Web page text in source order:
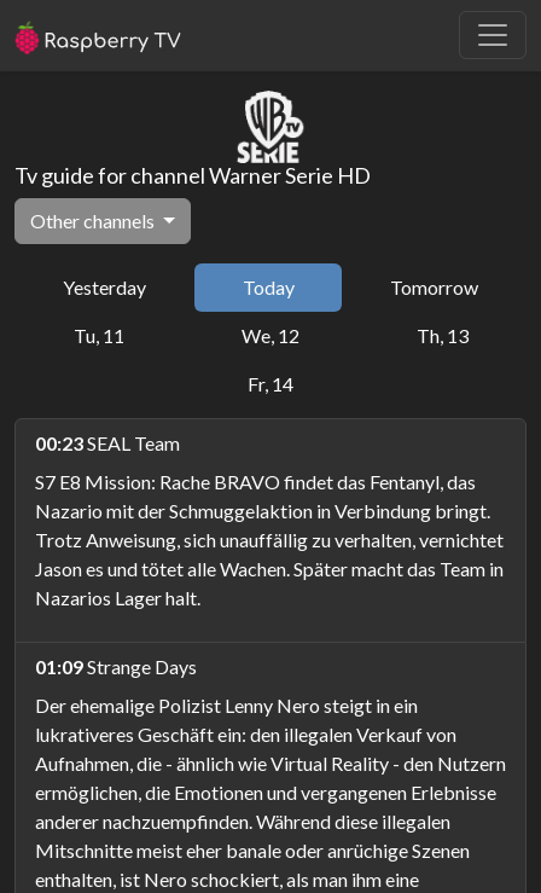
Tv guide for channel Warner Serie HD
Other channels
Yesterday Today Tomorrow
Tu, 11 We, 12 Th, 13
Fr, 14
00:23SEAL Team
S7 E8 Mission: Rache BRAVO findet das Fentanyl, das
Nazario mit der Schmuggelaktion in Verbindung bringt.
Trotz Anweisung, sich unauffällig zu verhalten, vernichtet
Jason es und tötet alle Wachen. Später macht das Team in
Nazarios Lager halt.
01:09Strange Days
Der ehemalige Polizist Lenny Nero steigt in ein
lukrativeres Geschäft ein: den illegalen Verkauf von
Aufnahmen, die - ähnlich wie Virtual Reality - den Nutzern
ermöglichen, die Emotionen und vergangenen Erlebnisse
anderer nachzuempfinden. Während diese illegalen
Mitschnitte meist eher banale oder anrüchige Szenen
enthalten, ist Nero schockiert, als man ihm eine